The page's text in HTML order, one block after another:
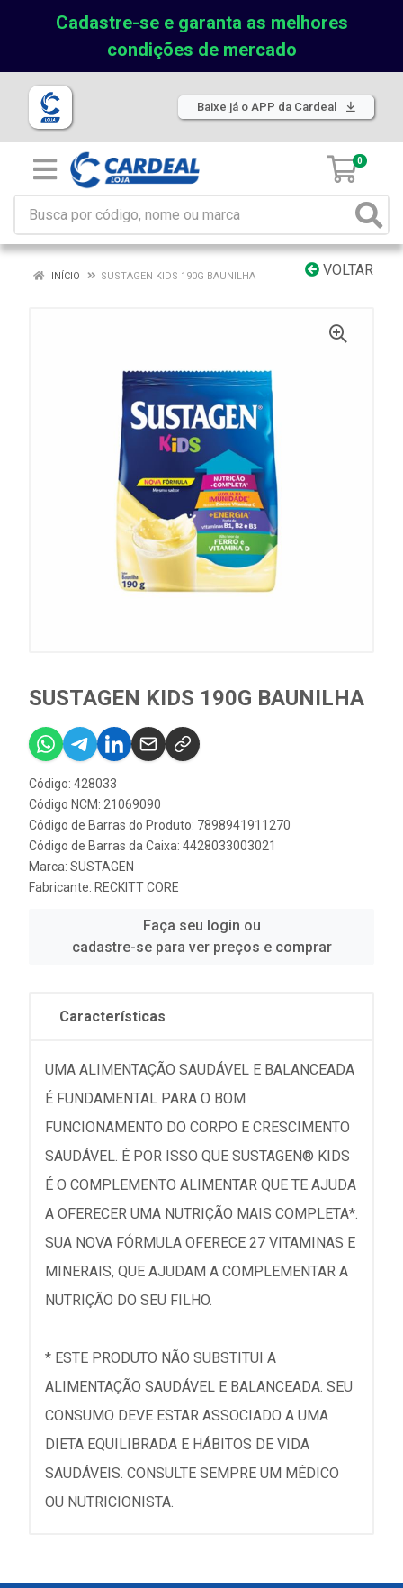
Cadastre-se e garanta as melhores
condições de mercado
Baixe já o APP da Cardeal
0
VOLTAR
INÍCIO SUSTAGEN KIDS 190G BAUNILHA
SUSTAGEN KIDS 190G BAUNILHA
Código: 428033
Código NCM: 21069090
Código de Barras do Produto: 7898941911270
Código de Barras da Caixa: 4428033003021
Marca: SUSTAGEN
Fabricante: RECKITT CORE
Faça seu login ou
cadastre-se para ver preços e comprar
Características
UMA ALIMENTAÇÃO SAUDÁVEL E BALANCEADA
É FUNDAMENTAL PARA O BOM
FUNCIONAMENTO DO CORPO E CRESCIMENTO
SAUDÁVEL. É POR ISSO QUE SUSTAGEN® KIDS
É O COMPLEMENTO ALIMENTAR QUE TE AJUDA
A OFERECER UMA NUTRIÇÃO MAIS COMPLETA*.
SUA NOVA FÓRMULA OFERECE 27 VITAMINAS E
MINERAIS, QUE AJUDAM A COMPLEMENTAR A
NUTRIÇÃO DO SEU FILHO.
* ESTE PRODUTO NÃO SUBSTITUI A
ALIMENTAÇÃO SAUDÁVEL E BALANCEADA. SEU
CONSUMO DEVE ESTAR ASSOCIADO A UMA
DIETA EQUILIBRADA E HÁBITOS DE VIDA
SAUDÁVEIS. CONSULTE SEMPRE UM MÉDICO
OU NUTRICIONISTA.